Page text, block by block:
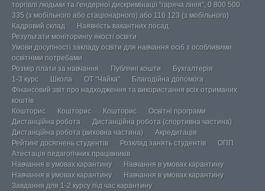
торгівлі людьми та ґендерної дискримінації “гаряча лінія”, 0 800 500
335 (з мобільного або стаціонарного) або 116 123 (з мобільного)
Кадровий склад
Наявність вакантних посад
Результати моніторингу якості освіти
Умови досупності закладу освіти для навчання осіб з особливими
освітніми потребами
Розмір плати за навчання
Публічні кошти
Бухгалтерія
1-3 курс
Школа ОТ “Чайка”
Благодійна допомога
Фінансовий звіт про надходження та використання всіх отриманих
коштів
Кошторис
Кошторис Кошторис
Освітні програми
Дистанційна робота
Дистанційна робота (спортивна частина)
Дистанційна робота (виховна частина)
Акредитація
Рейтинг досягнень студентів
Розклад занять студентів
ОПП
Атестація педагогічних працівників
Навчання в умовах карантину
Навчання в умовах карантину
Навчання в умовах карантину
Навчання в умовах карантину
Завдання для 1-2 курсу під час карантину